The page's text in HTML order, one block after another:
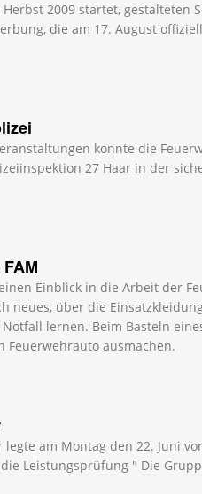
2009 startet, gestalteten
die am 17. August
konnte die
27 Haar in der
Einblick in die Arbeit der
neues, über die
lernen. Beim Basteln
Feuerwehrauto ausmachen.
am Montag den 22. Juni
Leistungsprüfung " Die